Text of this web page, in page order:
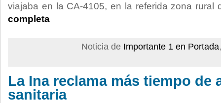
viajaba en la CA-4105, en la referida zona
completa
Noticia de Importante 1 en Portada
La Ina reclama más tiempo de
sanitaria